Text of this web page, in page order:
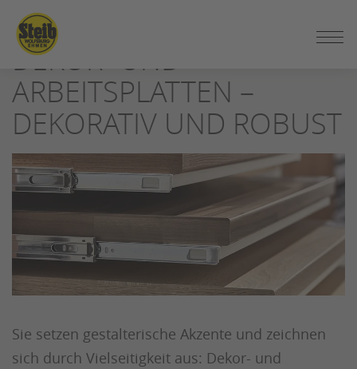
ZUM
SEITENINHALT
SPRINGEN
DEKOR- UND
ARBEITSPLATTEN –
DEKORATIV UND ROBUST
Sie setzen gestalterische Akzente und zeichnen
sich durch Vielseitigkeit aus: Dekor- und